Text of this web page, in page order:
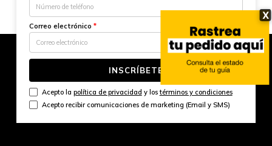
X
Correo electrónico *
INSCRÍBETE
Acepto la política de privacidad y lostérminos y condiciones
Acepto recibir comunicaciones de marketing (Email y SMS)